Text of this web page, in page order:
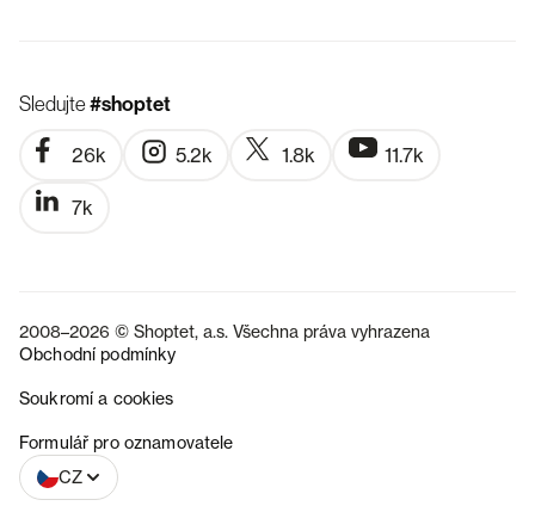
Sledujte#shoptet
26k 5.2k 1.8k 11.7k
7k
2008–2026 © Shoptet, a.s. Všechna práva vyhrazena
Obchodní podmínky
Soukromí a cookies
Formulář pro oznamovatele
CZ